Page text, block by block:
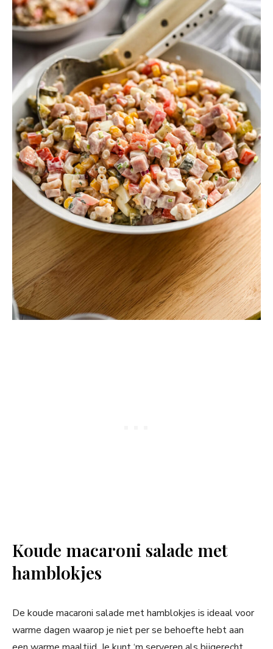
Koude macaroni salade met
hamblokjes
De koude macaroni salade met hamblokjes is ideaal voor
warme dagen waarop je niet per se behoefte hebt aan